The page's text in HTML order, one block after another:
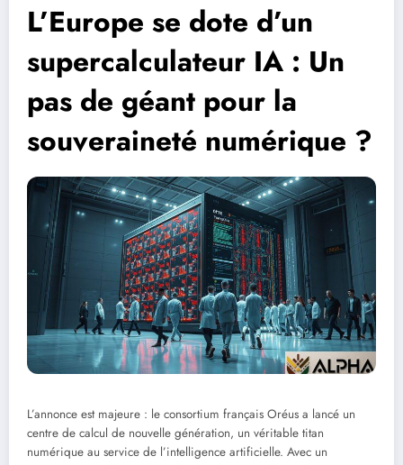
L’Europe se dote d’un
supercalculateur IA : Un
pas de géant pour la
souveraineté numérique ?
L’annonce est majeure : le consortium français Oréus a lancé un
centre de calcul de nouvelle génération, un véritable titan
numérique au service de l’intelligence artificielle. Avec un